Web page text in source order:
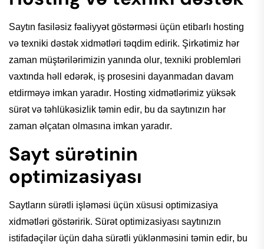
Saytın fasiləsiz fəaliyyət göstərməsi üçün etibarlı hosting
və texniki dəstək xidmətləri təqdim edirik. Şirkətimiz hər
zaman müştərilərimizin yanında olur, texniki problemləri
vaxtında həll edərək, iş prosesini dayanmadan davam
etdirməyə imkan yaradır. Hosting xidmətlərimiz yüksək
sürət və təhlükəsizlik təmin edir, bu da saytınızın hər
zaman əlçatan olmasına imkan yaradır.
Sayt sürətinin
optimizasiyası
Saytların sürətli işləməsi üçün xüsusi optimizasiya
xidmətləri göstəririk. Sürət optimizasiyası saytınızın
istifadəçilər üçün daha sürətli yüklənməsini təmin edir, bu